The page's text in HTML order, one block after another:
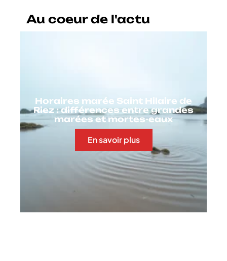
Au coeur de l'actu
Horaires marée Saint Hilaire de
Riez : différences entre grandes
marées et mortes-eaux
En savoir plus